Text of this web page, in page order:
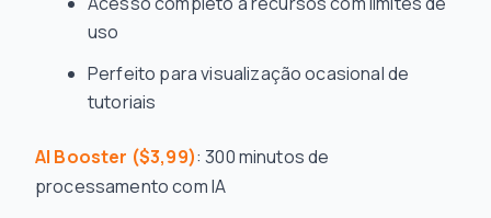
uso
Perfeito para visualização ocasional de
tutoriais
AI Booster ($3,99): 300 minutos de
processamento com IA